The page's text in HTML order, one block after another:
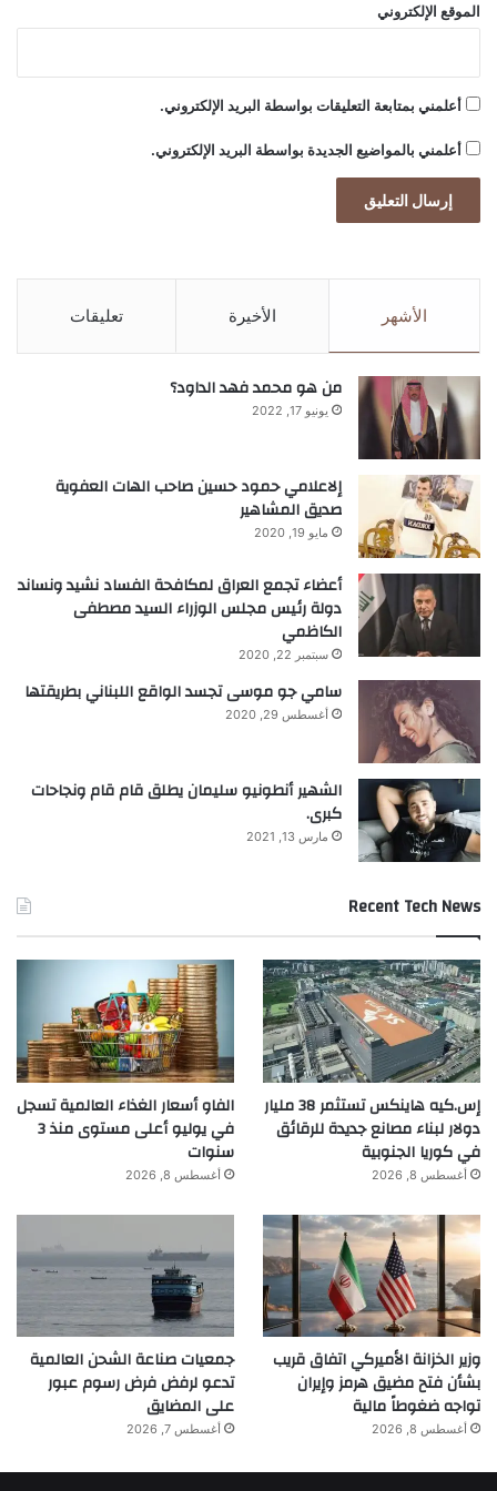
الموقع الإلكتروني
أعلمني بمتابعة التعليقات بواسطة البريد الإلكتروني.
أعلمني بالمواضيع الجديدة بواسطة البريد الإلكتروني.
الأشهر الأخيرة تعليقات
من هو محمد فهد الداود؟
يونيو 17, 2022
إلاعلامي حمود حسين صاحب الهات العفوية
صديق المشاهير
مايو 19, 2020
أعضاء تجمع العراق لمكافحة الفساد نشيد ونساند
دولة رئيس مجلس الوزراء السيد مصطفى
الكاظمي
سبتمبر 22, 2020
سامي جو موسى تجسد الواقع اللبناني بطريقتها
أغسطس 29, 2020
الشهير أنطونيو سليمان يطلق قام قام ونجاحات
كبرى.
مارس 13, 2021
Recent Tech News
إس.كيه هاينكس تستثمر 38 مليار
دولار لبناء مصانع جديدة للرقائق
في كوريا الجنوبية
أغسطس 8, 2026
الفاو أسعار الغذاء العالمية تسجل
في يوليو أعلى مستوى منذ 3
سنوات
أغسطس 8, 2026
وزير الخزانة الأميركي اتفاق قريب
بشأن فتح مضيق هرمز وإيران
تواجه ضغوطاً مالية
أغسطس 8, 2026
جمعيات صناعة الشحن العالمية
تدعو لرفض فرض رسوم عبور
على المضايق
أغسطس 7, 2026